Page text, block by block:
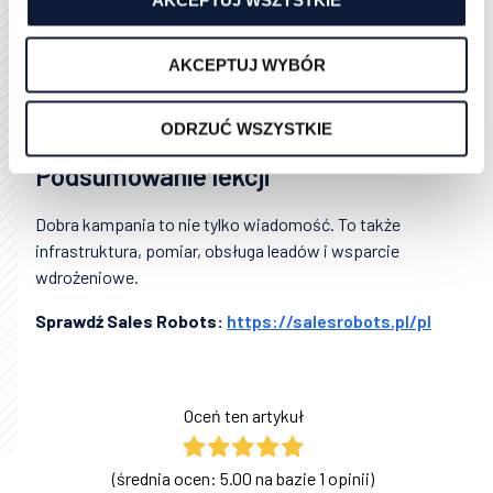
AKCEPTUJ WYBÓR
ODRZUĆ WSZYSTKIE
Ten element ma największy sens dla firm, które mają
bardzo małej skali koszt wdrożenia, infrastruktury i
opomiarowania może być nieproporcjonalny do
Podsumowanie lekcji
Dobra kampania to nie tylko wiadomość. To także
infrastruktura, pomiar, obsługa leadów i wsparcie
wdrożeniowe.
Sprawdź Sales Robots: https://salesrobots.pl/pl
Oceń ten artykuł
(średnia ocen: 5.00 na bazie 1 opinii)